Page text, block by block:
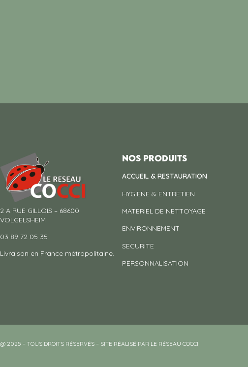
2 A RUE GILLOIS – 68600
VOLGELSHEIM
03 89 72 05 35
Livraison en France métropolitaine.
Nos produits
ACCUEIL & RESTAURATION
HYGIENE & ENTRETIEN
MATERIEL DE NETTOYAGE
ENVIRONNEMENT
SECURITE
PERSONNALISATION
@ 2025 – TOUS DROITS RÉSERVÉS – SITE RÉALISÉ PAR LE RÉSEAU COCCI